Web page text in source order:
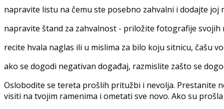
napravite listu na čemu ste posebno zahvalni i dodajte joj
napravite štand za zahvalnost - priložite fotografije
recite hvala naglas ili u mislima za bilo koju sitnicu, čašu
ako se dogodi negativan događaj, razmislite zašto se
Oslobodite se tereta prošlih pritužbi i nevolja. Prestanite
visiti na tvojim ramenima i ometati sve novo. Ako su